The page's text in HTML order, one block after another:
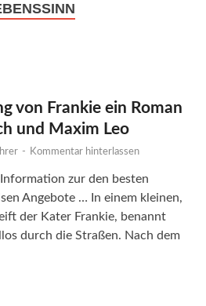
von Frankie ein Roman
und Maxim Leo
- Kommentar hinterlassen
zur den besten
Angebote … In einem kleinen,
der Kater Frankie, benannt
durch die Straßen. Nach dem